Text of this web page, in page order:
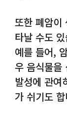
또한 폐암이
타날 수도
예를 들어,
우 음식물을
발성에 관여
가 쉬기도